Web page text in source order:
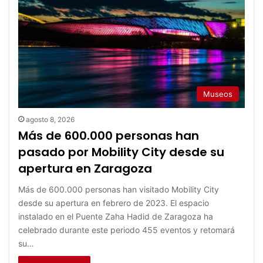
Museos
agosto 8, 2026
Más de 600.000 personas han
pasado por Mobility City desde su
apertura en Zaragoza
Más de 600.000 personas han visitado Mobility City
desde su apertura en febrero de 2023. El espacio
instalado en el Puente Zaha Hadid de Zaragoza ha
celebrado durante este periodo 455 eventos y retomará
su…